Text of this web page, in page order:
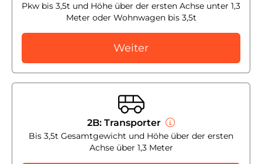
Pkw bis 3,5t und Höhe über der ersten Achse unter 1,3
Meter oder Wohnwagen bis 3,5t
Weiter
2B: Transporter
Bis 3,5t Gesamtgewicht und Höhe über der ersten
Achse über 1,3 Meter